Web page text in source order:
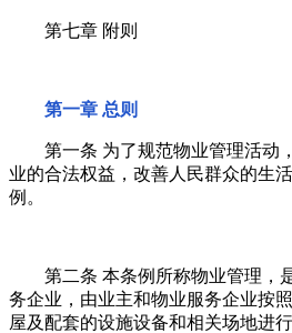
第七章 附则
第一章 总则
第一条 为了规范物业管理活动
业的合法权益，改善人民群众的生
例。
第二条 本条例所称物业管理，
务企业，由业主和物业服务企业按
屋及配套的设施设备和相关场地进